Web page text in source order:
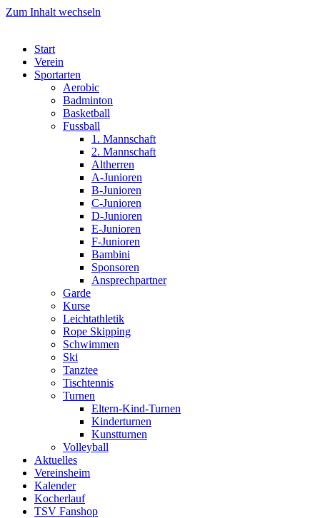
Zum Inhalt wechseln
Start
Verein
Sportarten
Aerobic
Badminton
Basketball
Fussball
1. Mannschaft
2. Mannschaft
Altherren
A-Junioren
B-Junioren
C-Junioren
D-Junioren
E-Junioren
F-Junioren
Bambini
Sponsoren
Ansprechpartner
Garde
Kurse
Leichtathletik
Rope Skipping
Schwimmen
Ski
Tanztee
Tischtennis
Turnen
Eltern-Kind-Turnen
Kinderturnen
Kunstturnen
Volleyball
Aktuelles
Vereinsheim
Kalender
Kocherlauf
TSV Fanshop